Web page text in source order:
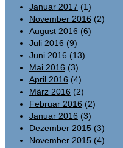
Januar 2017 (1)
November 2016 (2)
August 2016 (6)
Juli 2016 (9)
Juni 2016 (13)
Mai 2016 (3)
April 2016 (4)
März 2016 (2)
Februar 2016 (2)
Januar 2016 (3)
Dezember 2015 (3)
November 2015 (4)